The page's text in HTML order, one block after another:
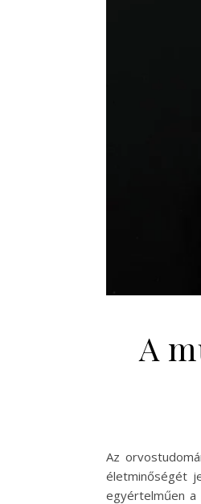
A
Az
életminőségét
egyértelműen a